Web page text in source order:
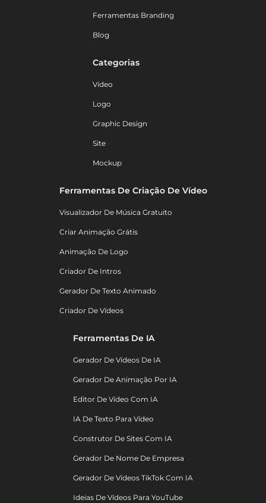
Ferramentas Branding
Blog
Categorias
Vídeo
Logo
Graphic Design
Site
Mockup
Ferramentas De Criação De Vídeo
Visualizador De Música Gratuito
Criar Animação Grátis
Animação De Logo
Criador De Intros
Gerador De Texto Animado
Criador De Vídeos
Ferramentas De IA
Gerador De Vídeos De IA
Gerador De Animação Por IA
Editor De Vídeo Com IA
IA De Texto Para Vídeo
Construtor De Sites Com IA
Gerador De Nome De Empresa
Gerador De Vídeos TikTok Com IA
Ideias De Vídeos Para YouTube